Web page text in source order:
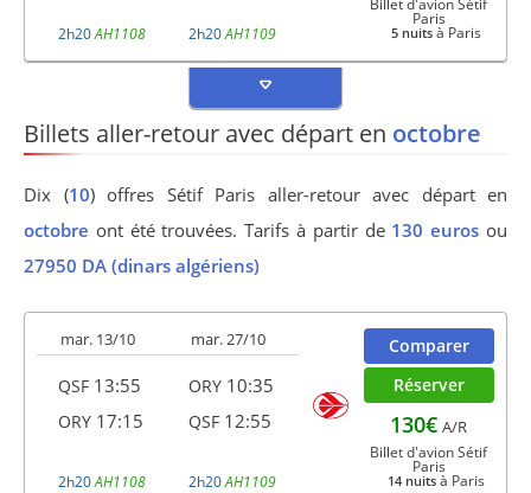
2h20AH1108 2h20AH1109
Billet d'avion Sétif
Paris
5 nuits à Paris
Billets aller-retour avec départ en octobre
Dix (10) offres Sétif Paris aller-retour avec départ en
octobre ont été trouvées. Tarifs à partir de 130 euros ou
27950 DA (dinars algériens)
mar. 13/10
QSF 13:55
ORY 17:15
2h20AH1108
mar. 27/10
ORY 10:35
QSF 12:55
2h20AH1109
Comparer
Réserver
130€ A/R
Billet d'avion Sétif
Paris
14 nuits à Paris